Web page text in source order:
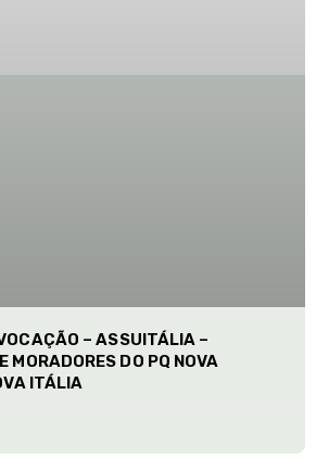
– ASSUITÁLIA –
MORADORES DO PQ NOVA
ITÁLIA